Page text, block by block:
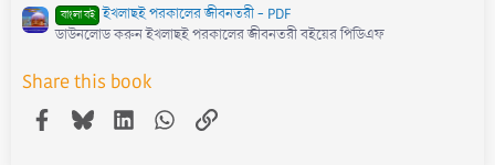
বাংলা বই ইখলাছই পরকালের জীবনতরী - PDF
ডাউনলোড করুন ইখলাছই পরকালের জীবনতরী বইয়ের পিডিএফ
Share this book
Facebook
BlueskyLinkedInWhatsApp
Link